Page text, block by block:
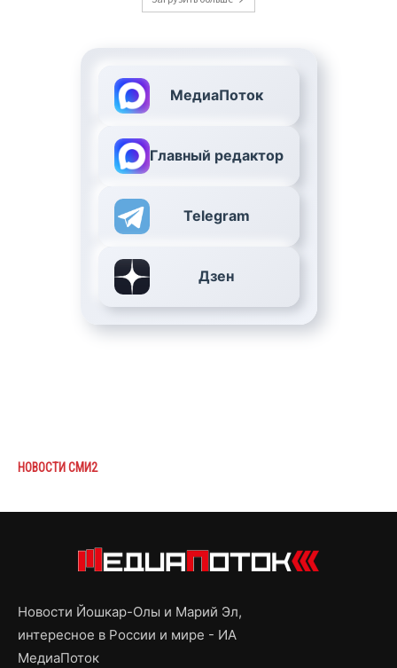
МедиаПоток
Главный редактор
Telegram
Дзен
НОВОСТИ СМИ2
Новости Йошкар-Олы и Марий Эл,
интересное в России и мире - ИА
МедиаПоток